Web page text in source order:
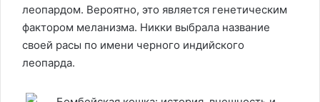
леопардом. Вероятно, это является генетическим
фактором меланизма. Никки выбрала название
своей расы по имени черного индийского
леопарда.